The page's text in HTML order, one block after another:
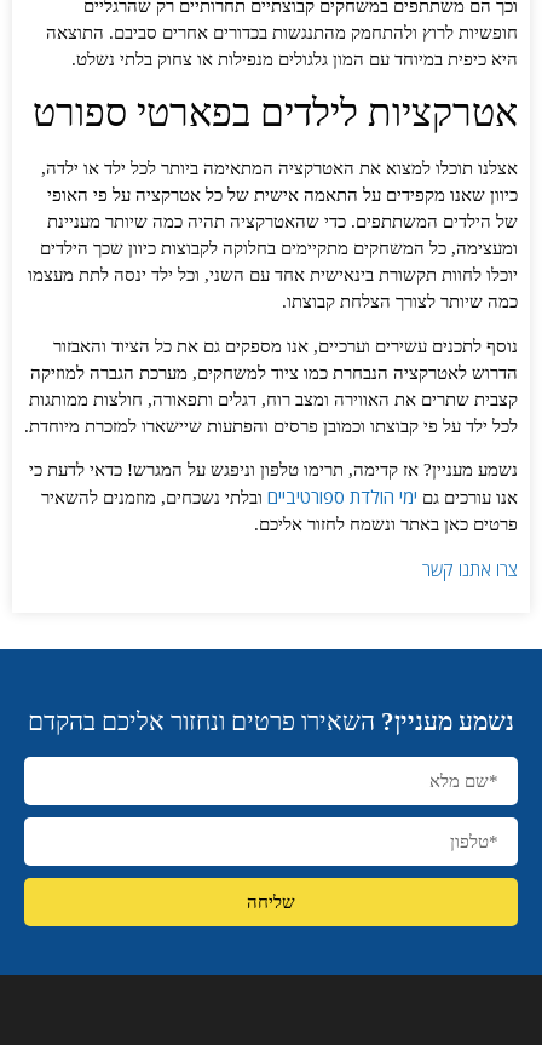
וכך הם משתתפים במשחקים קבוצתיים תחרותיים רק שהרגליים
חופשיות לרוץ ולהתחמק מהתנגשות בכדורים אחרים סביבם. התוצאה
היא כיפית במיוחד עם המון גלגולים מנפילות או צחוק בלתי נשלט.
אטרקציות לילדים בפארטי ספורט
אצלנו תוכלו למצוא את האטרקציה המתאימה ביותר לכל ילד או ילדה,
כיוון שאנו מקפידים על התאמה אישית של כל אטרקציה על פי האופי
של הילדים המשתתפים. כדי שהאטרקציה תהיה כמה שיותר מעניינת
ומעצימה, כל המשחקים מתקיימים בחלוקה לקבוצות כיוון שכך הילדים
יוכלו לחוות תקשורת בינאישית אחד עם השני, וכל ילד ינסה לתת מעצמו
כמה שיותר לצורך הצלחת קבוצתו.
נוסף לתכנים עשירים וערכיים, אנו מספקים גם את כל הציוד והאבזור
הדרוש לאטרקציה הנבחרת כמו ציוד למשחקים, מערכת הגברה למוזיקה
קצבית שתרים את האווירה ומצב רוח, דגלים ותפאורה, חולצות ממותגות
לכל ילד על פי קבוצתו וכמובן פרסים והפתעות שיישארו למזכרת מיוחדת.
נשמע מעניין? אז קדימה, תרימו טלפון וניפגש על המגרש! כדאי לדעת כי
אנו עורכים גם ימי הולדת ספורטיביים ובלתי נשכחים, מוזמנים להשאיר
פרטים כאן באתר ונשמח לחזור אליכם.
צרו אתנו קשר
נשמע מעניין? השאירו פרטים ונחזור אליכם בהקדם
שליחה